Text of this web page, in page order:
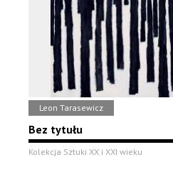
Leon Tarasewicz
Bez tytułu
Kolekcja Sztuki XX i XXI wieku